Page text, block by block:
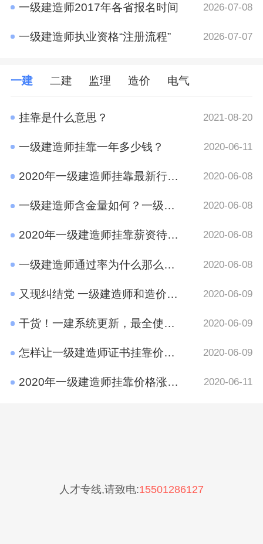
一级建造师2017年各省报名时间 2026-07-08
一级建造师执业资格“注册流程” 2026-07-07
一建 二建 监理 造价 电气
挂靠是什么意思？ 2021-08-20
一级建造师挂靠一年多少钱？ 2020-06-11
2020年一级建造师挂靠最新行情 竟然是这样 2020-06-08
一级建造师含金量如何？一级建造师挂靠前景 2020-06-08
2020年一级建造师挂靠薪资待遇如何？ 2020-06-08
一级建造师通过率为什么那么低?原因有哪些呢？ 2020-06-08
又现纠结党 一级建造师和造价工程师考哪个好？ 2020-06-09
干货！一建系统更新，最全使用攻略在这里 2020-06-09
怎样让一级建造师证书挂靠价格​更高？ 2020-06-09
2020年一级建造师挂靠价格涨了吗？ 2020-06-11
人才专线,请致电:15501286127